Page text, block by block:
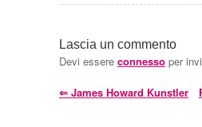
Lascia un commento
Devi essere connesso per
⇐ James Howard Kunstler